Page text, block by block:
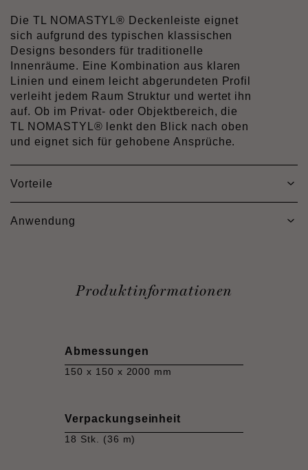
Die TL NOMASTYL® Deckenleiste eignet
sich aufgrund des typischen klassischen
Designs besonders für traditionelle
Innenräume. Eine Kombination aus klaren
Linien und einem leicht abgerundeten Profil
verleiht jedem Raum Struktur und wertet ihn
auf. Ob im Privat- oder Objektbereich, die
TL NOMASTYL® lenkt den Blick nach oben
und eignet sich für gehobene Ansprüche.
Vorteile
Anwendung
Produktinformationen
Abmessungen
150 x 150 x 2000 mm
Verpackungseinheit
18 Stk. (36 m)